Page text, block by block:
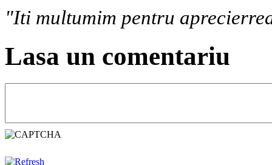
"Iti multumim pentru
Lasa un comentariu